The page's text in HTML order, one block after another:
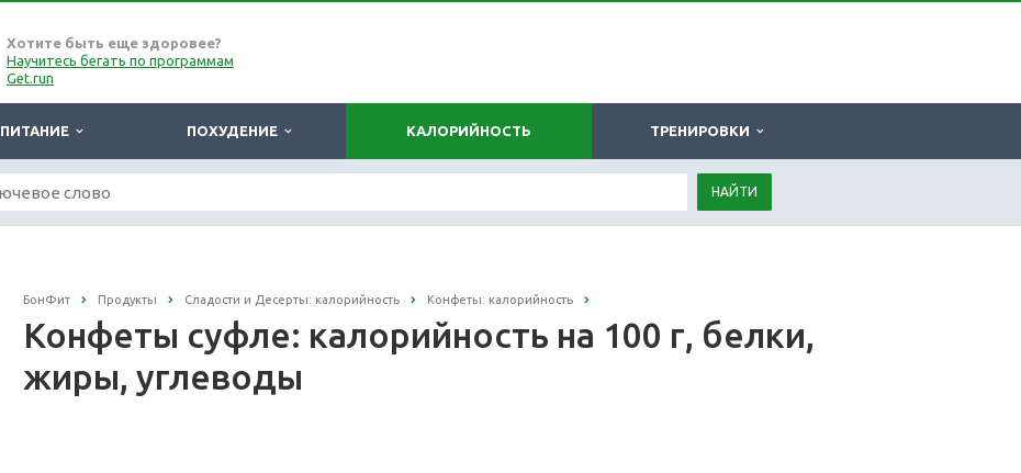
Хотите быть еще здоровее?
Научитесь бегать по программам
Get.run
ПИТАНИЕ ПОХУДЕНИЕ КАЛОРИЙНОСТЬ ТРЕНИРОВКИ
НАЙТИ
БонФит Продукты Сладости и Десерты: калорийность Конфеты: калорийность
Конфеты суфле: калорийность на 100 г, белки,
жиры, углеводы